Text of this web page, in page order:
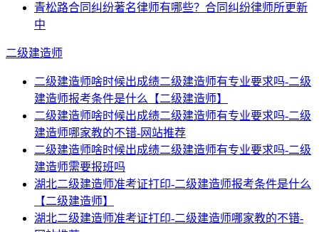
青松路合同纠纷著名律师有哪些？合同纠纷律师所更新
中
二级建造师
二级建造师啥时候出成绩二级建造师有专业要求吗-二级
建造师报考条件是什么【二级建造师】
二级建造师啥时候出成绩二级建造师有专业要求吗-二级
建造师哪家教的不错-网站推荐
二级建造师啥时候出成绩二级建造师有专业要求吗-二级
建造师需要报班吗
湖北二级建造师准考证打印-二级建造师报考条件是什么
【二级建造师】
湖北二级建造师准考证打印-二级建造师哪家教的不错-